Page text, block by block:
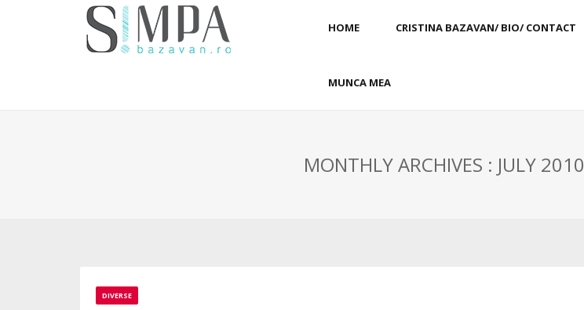
HOME CRISTINA BAZAVAN/ BIO/ CONTACT
MUNCA MEA
MONTHLY ARCHIVES : JULY 2010
DIVERSE